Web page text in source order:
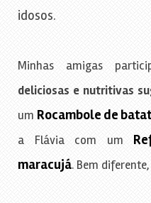
idosos.
Minhas amigas
deliciosas e nutritivas
um Rocambole de
a Flávia com um
maracujá. Bem